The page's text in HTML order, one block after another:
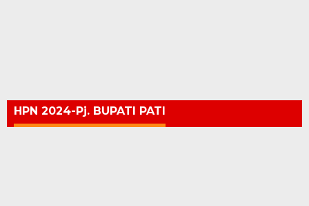
HPN 2024-Pj. BUPATI PATI